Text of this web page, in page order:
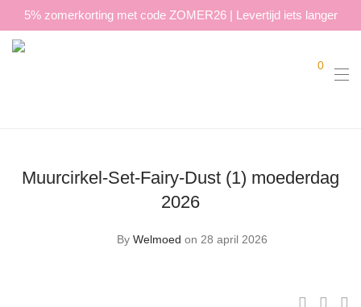
5% zomerkorting met code ZOMER26 | Levertijd iets langer
0
Muurcirkel-Set-Fairy-Dust (1) moederdag
2026
By Welmoed on 28 april 2026